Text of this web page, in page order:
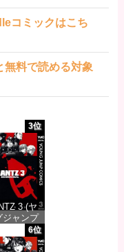
コミックはこち
料で読める対象
3位
3 (ヤ
ジャンプ
ックス6位